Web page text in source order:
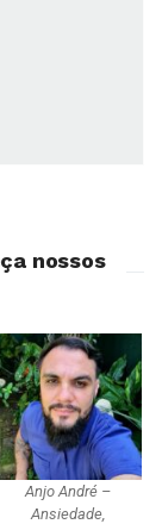
nossos
Anjo André –
Ansiedade,